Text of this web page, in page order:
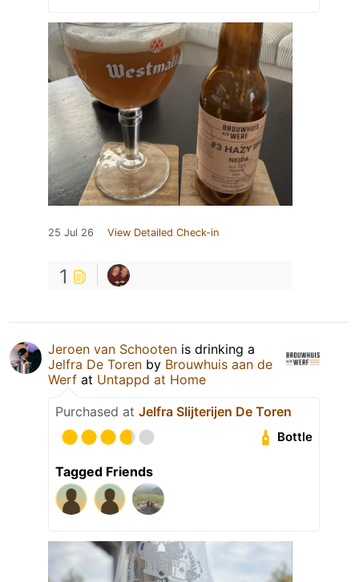
25 Jul 26 View Detailed Check-in
1
Jeroen van Schooten is drinking a
Jelfra De Toren by Brouwhuis aan de
Werf at Untappd at Home
Purchased at Jelfra Slijterijen De Toren
Bottle
Tagged Friends